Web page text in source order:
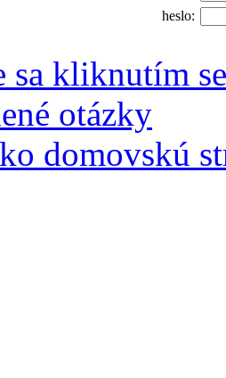
heslo:
sa kliknutím
otázky
domovskú